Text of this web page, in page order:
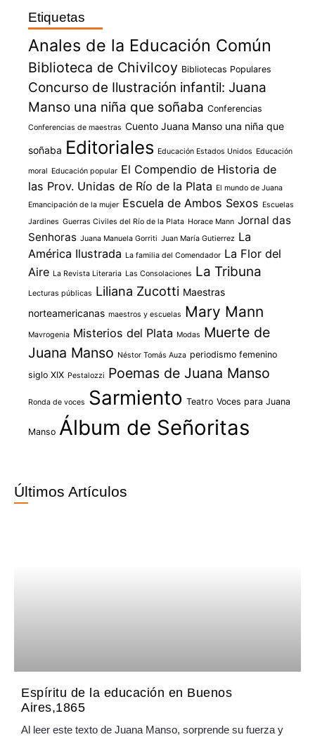
Etiquetas
Anales de la Educación Común
Biblioteca de Chivilcoy Bibliotecas Populares
Concurso de Ilustración infantil: Juana
Manso una niña que soñaba Conferencias
Conferencias de maestras Cuento Juana Manso una niña que
soñaba Editoriales Educación Estados Unidos Educación
moral Educación popular El Compendio de Historia de
las Prov. Unidas de Río de la Plata El mundo de Juana
Emancipación de la mujer Escuela de Ambos Sexos Escuelas
Jardines Guerras Civiles del Río de la Plata Horace Mann Jornal das
Senhoras Juana Manuela Gorriti Juan María Gutierrez La
América Ilustrada La familia del Comendador La Flor del
Aire La Revista Literaria Las Consolaciones La Tribuna
Lecturas públicas Liliana Zucotti Maestras
norteamericanas maestros y escuelas Mary Mann
Mavrogenia Misterios del Plata Modas Muerte de
Juana Manso Néstor Tomás Auza periodismo femenino
siglo XIX Pestalozzi Poemas de Juana Manso
Ronda de voces Sarmiento Teatro Voces para Juana
Manso Álbum de Señoritas
Últimos Artículos
Espíritu de la educación en Buenos
Aires,1865
Al leer este texto de Juana Manso, sorprende su fuerza y